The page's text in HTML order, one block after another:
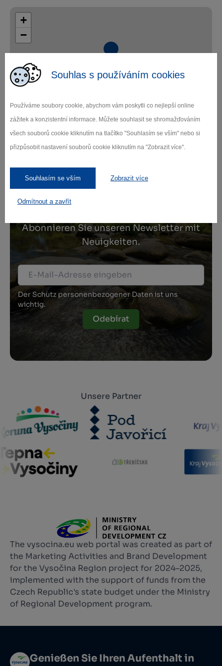
Souhlas s používáním cookies
Používáme soubory cookie, abychom vám poskytli co nejlepší online
zážitek a konzistentní informace. Můžete souhlasit se shromažďováním
všech souborů cookie kliknutím na tlačítko "Souhlasím se vším" nebo si
přizpůsobit nastavení souborů cookie kliknutím na "Zobrazit více".
Souhlasím se vším Zobrazit více
Odmítnout a zavřít
+
−
Verlieben Sie sich in
Abonnieren Sie unseren Newsletter mit
Neuigkeiten.
Der Schutz personenbezogener Daten ist uns
wichtig.
Odebírat
Unsere Partner
The vysocina.eu web portal was created as part of
the Marketing Activities and Brand Development
for the Vysočina Region project for 2024–2025,
implemented with the support of funds from the
Czech Republic's state budget under the Ministry
of Regional Development program.
Genießen Sie Ihren Aufenthalt in